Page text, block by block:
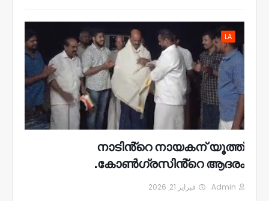
LA
നാടിൻ്റെ നായകന് യൂത്ത്
കോൺഗ്രസിൻ്റെ ആദരം.
Admin فبراير 21, 2026